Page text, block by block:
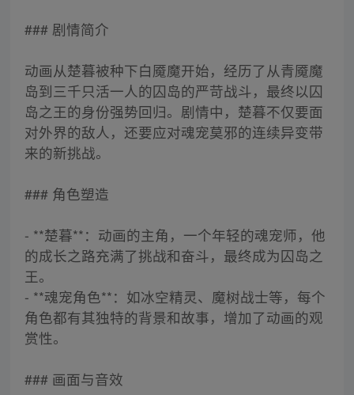
### 剧情简介
动画从楚暮被种下白魇魔开始，经历了从青魇魔
岛到三千只活一人的囚岛的严苛战斗，最终以囚
岛之王的身份强势回归。剧情中，楚暮不仅要面
对外界的敌人，还要应对魂宠莫邪的连续异变带
来的新挑战。
### 角色塑造
- **楚暮**：动画的主角，一个年轻的魂宠师，他
的成长之路充满了挑战和奋斗，最终成为囚岛之
王。
- **魂宠角色**：如冰空精灵、魔树战士等，每个
角色都有其独特的背景和故事，增加了动画的观
赏性。
### 画面与音效